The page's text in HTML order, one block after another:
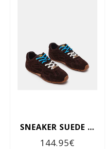
SNEAKER SUEDE CHOCOLATE BROWN
144.95€